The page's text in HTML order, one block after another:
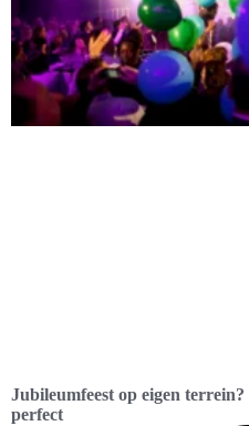
Jubileumfeest op eigen
perfect